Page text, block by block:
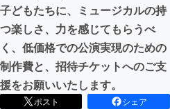
子どもたちに、ミュージカルの持
つ楽しさ、力を感じてもらうべ
く、低価格での公演実現のための
制作費と、招待チケットへのご支
援をお願いいたします。
ポスト
シェア